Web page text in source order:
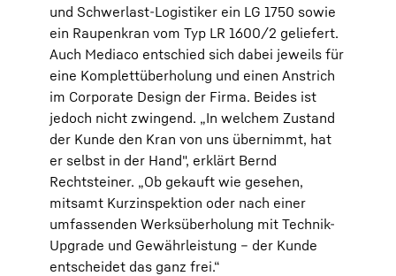
und Schwerlast-Logistiker ein LG 1750 sowie
ein Raupenkran vom Typ LR 1600/2 geliefert.
Auch Mediaco entschied sich dabei jeweils für
eine Komplettüberholung und einen Anstrich
im Corporate Design der Firma. Beides ist
jedoch nicht zwingend. „In welchem Zustand
der Kunde den Kran von uns übernimmt, hat
er selbst in der Hand", erklärt Bernd
Rechtsteiner. „Ob gekauft wie gesehen,
mitsamt Kurzinspektion oder nach einer
umfassenden Werksüberholung mit Technik-
Upgrade und Gewährleistung – der Kunde
entscheidet das ganz frei.“